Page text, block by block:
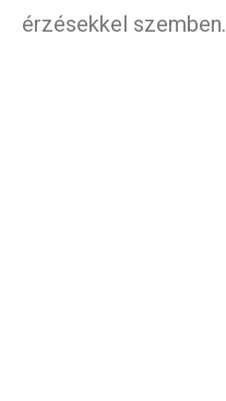
érzésekkel szemben.